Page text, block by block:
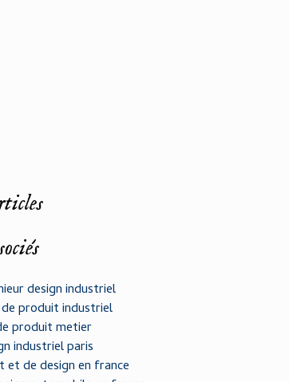
design industriel
produit industriel
produit metier
industriel paris
et de design en france